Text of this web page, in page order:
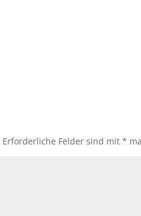
Erforderliche Felder sind mit*